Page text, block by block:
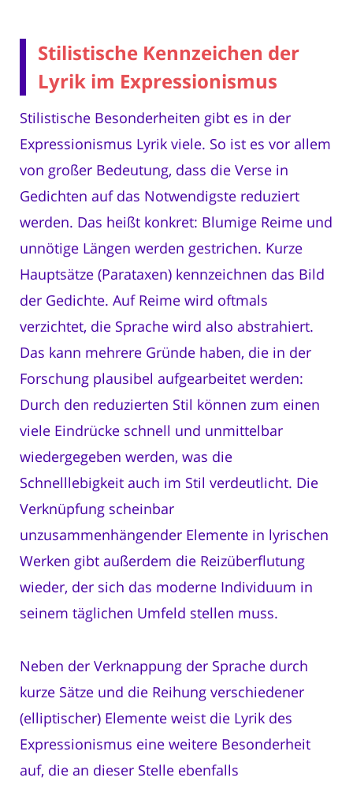
Stilistische Kennzeichen der
Lyrik im Expressionismus
Stilistische Besonderheiten gibt es in der
Expressionismus Lyrik viele. So ist es vor allem
von großer Bedeutung, dass die Verse in
Gedichten auf das Notwendigste reduziert
werden. Das heißt konkret: Blumige Reime und
unnötige Längen werden gestrichen. Kurze
Hauptsätze (Parataxen) kennzeichnen das Bild
der Gedichte. Auf Reime wird oftmals
verzichtet, die Sprache wird also abstrahiert.
Das kann mehrere Gründe haben, die in der
Forschung plausibel aufgearbeitet werden:
Durch den reduzierten Stil können zum einen
viele Eindrücke schnell und unmittelbar
wiedergegeben werden, was die
Schnelllebigkeit auch im Stil verdeutlicht. Die
Verknüpfung scheinbar
unzusammenhängender Elemente in lyrischen
Werken gibt außerdem die Reizüberflutung
wieder, der sich das moderne Individuum in
seinem täglichen Umfeld stellen muss.
Neben der Verknappung der Sprache durch
kurze Sätze und die Reihung verschiedener
(elliptischer) Elemente weist die Lyrik des
Expressionismus eine weitere Besonderheit
auf, die an dieser Stelle ebenfalls